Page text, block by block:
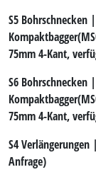
S5 Bohrschnecken
75mm 4-Kant,
S6 Bohrschnecken
75mm 4-Kant,
S4 Verlängerungen
Anfrage)